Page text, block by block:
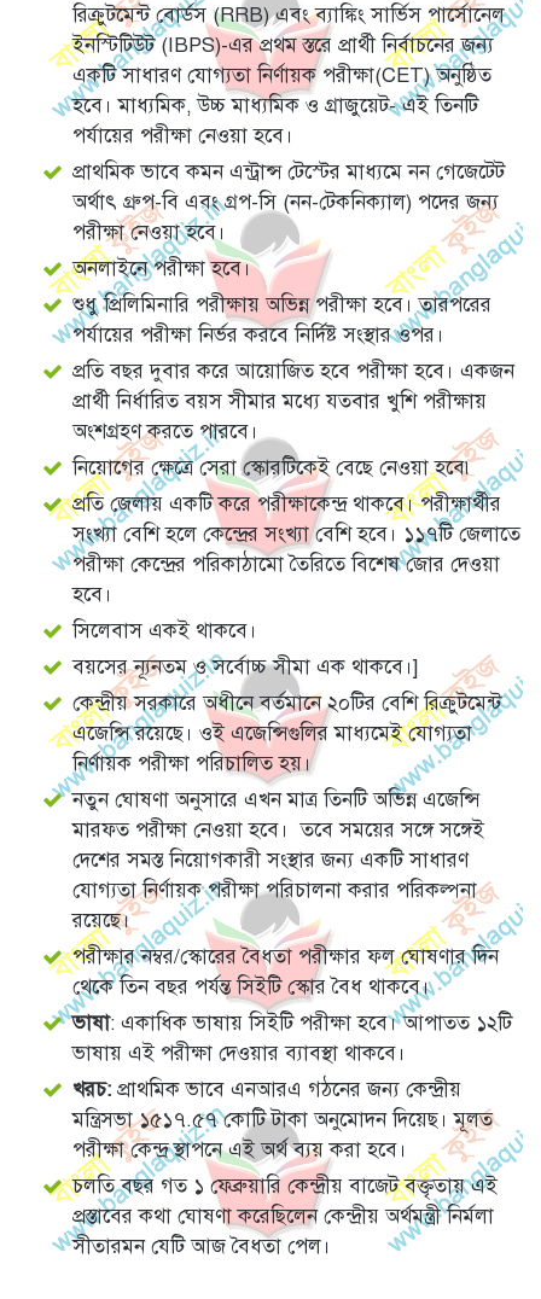
রিক্রুটমেন্ট বোর্ডস (RRB) এবং ব্যাঙ্কিং সার্ভিস পার্সোনেল
ইনস্টিটিউট (IBPS)-এর প্রথম স্তরে প্রার্থী নির্বাচনের জন্য
একটি সাধারণ যোগ্যতা নির্ণায়ক পরীক্ষা(CET) অনুষ্ঠিত
হবে। মাধ্যমিক, উচ্চ মাধ্যমিক ও গ্রাজুয়েট- এই তিনটি
পর্যায়ের পরীক্ষা নেওয়া হবে।
প্রাথমিক ভাবে কমন এন্ট্রান্স টেস্টের মাধ্যমে নন গেজেটেট
অর্থাৎ গ্রুপ-বি এবং গ্রপ-সি (নন-টেকনিক্যাল) পদের জন্য
পরীক্ষা নেওয়া হবে।
অনলাইনে পরীক্ষা হবে।
শুধু প্রিলিমিনারি পরীক্ষায় অভিন্ন পরীক্ষা হবে। তারপরের
পর্যায়ের পরীক্ষা নির্ভর করবে নির্দিষ্ট সংস্থার ওপর।
প্রতি বছর দুবার করে আয়োজিত হবে পরীক্ষা হবে। একজন
প্রার্থী নির্ধারিত বয়স সীমার মধ্যে যতবার খুশি পরীক্ষায়
অংশগ্রহণ করতে পারবে।
নিয়োগের ক্ষেত্রে সেরা স্কোরটিকেই বেছে নেওয়া হবে৷
প্রতি জেলায় একটি করে পরীক্ষাকেন্দ্র থাকবে। পরীক্ষার্থীর
সংখ্যা বেশি হলে কেন্দ্রের সংখ্যা বেশি হবে। ১১৭টি জেলাতে
পরীক্ষা কেন্দ্রের পরিকাঠামো তৈরিতে বিশেষ জোর দেওয়া
হবে।
সিলেবাস একই থাকবে।
বয়সের ন্যূনতম ও সর্বোচ্চ সীমা এক থাকবে।]
কেন্দ্রীয় সরকারে অধীনে বর্তমানে ২০টির বেশি রিক্রুটমেন্ট
এজেন্সি রয়েছে। ওই এজেন্সিগুলির মাধ্যমেই যোগ্যতা
নির্ণায়ক পরীক্ষা পরিচালিত হয়।
নতুন ঘোষণা অনুসারে এখন মাত্র তিনটি অভিন্ন এজেন্সি
মারফত পরীক্ষা নেওয়া হবে। তবে সময়ের সঙ্গে সঙ্গেই
দেশের সমস্ত নিয়োগকারী সংস্থার জন্য একটি সাধারণ
যোগ্যতা নির্ণায়ক পরীক্ষা পরিচালনা করার পরিকল্পনা
রয়েছে।
পরীক্ষার নম্বর/স্কোরের বৈধতা পরীক্ষার ফল ঘোষণার দিন
থেকে তিন বছর পর্যন্ত সিইটি স্কোর বৈধ থাকবে।
ভাষা: একাধিক ভাষায় সিইটি পরীক্ষা হবে। আপাতত ১২টি
ভাষায় এই পরীক্ষা দেওয়ার ব্যাবস্থা থাকবে।
খরচ: প্রাথমিক ভাবে এনআরএ গঠনের জন্য কেন্দ্রীয়
মন্ত্রিসভা ১৫১৭.৫৭ কোটি টাকা অনুমোদন দিয়েছ। মূলত
পরীক্ষা কেন্দ্র স্থাপনে এই অর্থ ব্যয় করা হবে।
চলতি বছর গত ১ ফেব্রুয়ারি কেন্দ্রীয় বাজেট বক্তৃতায় এই
প্রস্তাবের কথা ঘোষণা করেছিলেন কেন্দ্রীয় অর্থমন্ত্রী নির্মলা
সীতারমন যেটি আজ বৈধতা পেল।